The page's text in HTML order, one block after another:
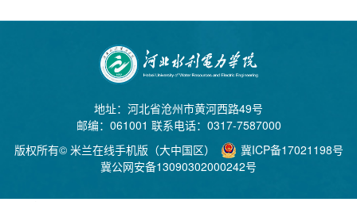
地址： 河北省沧州市黄河西路49号
邮编：061001 联系电话：0317-7587000
版权所有© 米兰在线手机版（大中国区）
冀ICP备17021198号
冀公网安备13090302000242号